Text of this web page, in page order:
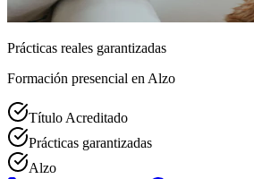
Prácticas reales garantizadas
Formación presencial en Alzo
Título Acreditado
Prácticas garantizadas
Alzo